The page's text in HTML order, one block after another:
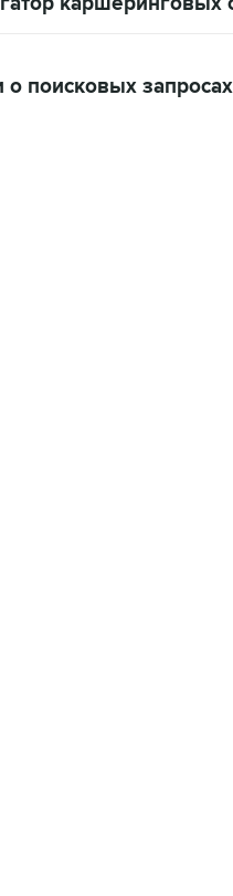
о поисковых